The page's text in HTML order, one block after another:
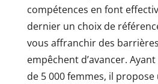
compétences en font
dernier un choix de
vous affranchir des
empêchent d’avancer.
de 5 000 femmes, il